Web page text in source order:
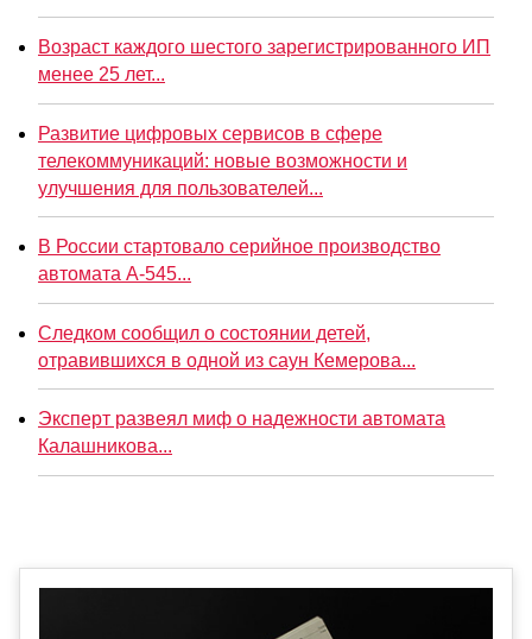
Возраст каждого шестого зарегистрированного ИП
менее 25 лет...
Развитие цифровых сервисов в сфере
телекоммуникаций: новые возможности и
улучшения для пользователей...
В России стартовало серийное производство
автомата А-545...
Следком сообщил о состоянии детей,
отравившихся в одной из саун Кемерова...
Эксперт развеял миф о надежности автомата
Калашникова...